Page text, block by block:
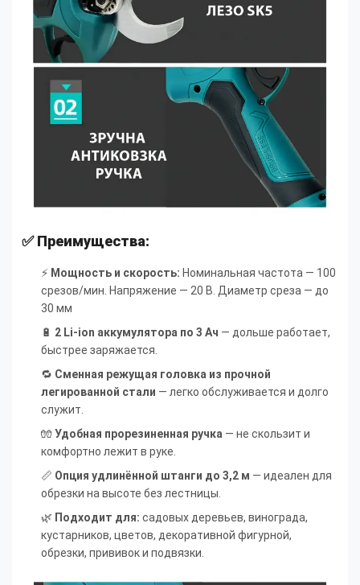
✅ Преимущества:
⚡ Мощность и скорость: Номинальная частота — 100
срезов/мин. Напряжение — 20 В. Диаметр среза — до
30 мм
🔋 2 Li-ion аккумулятора по 3 Ач — дольше работает,
быстрее заряжается.
🔁 Сменная режущая головка из прочной
легированной стали — легко обслуживается и долго
служит.
🧤 Удобная прорезиненная ручка — не скользит и
комфортно лежит в руке.
📏 Опция удлинённой штанги до 3,2 м — идеален для
обрезки на высоте без лестницы.
🌿 Подходит для: садовых деревьев, винограда,
кустарников, цветов, декоративной фигурной,
обрезки, прививок и подвязки.